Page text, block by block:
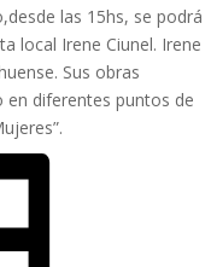
las 15hs, se podrá
local Irene Ciunel. Irene
Sus obras
en diferentes puntos de